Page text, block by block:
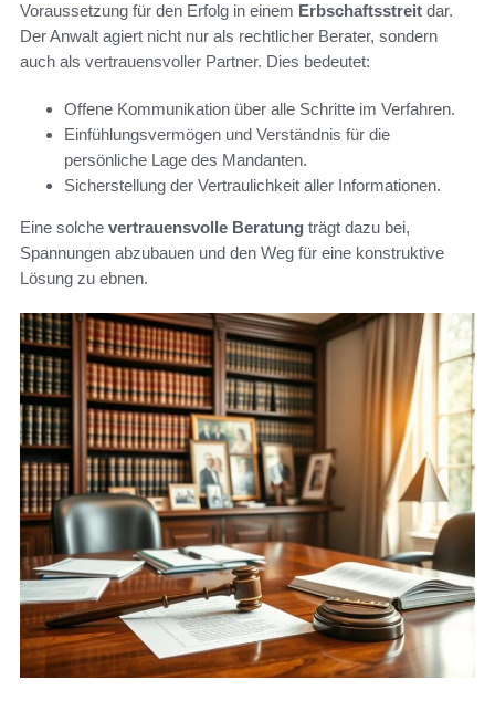
Voraussetzung für den Erfolg in einem Erbschaftsstreit dar.
Der Anwalt agiert nicht nur als rechtlicher Berater, sondern
auch als vertrauensvoller Partner. Dies bedeutet:
Offene Kommunikation über alle Schritte im Verfahren.
Einfühlungsvermögen und Verständnis für die
persönliche Lage des Mandanten.
Sicherstellung der Vertraulichkeit aller Informationen.
Eine solche vertrauensvolle Beratung trägt dazu bei,
Spannungen abzubauen und den Weg für eine konstruktive
Lösung zu ebnen.